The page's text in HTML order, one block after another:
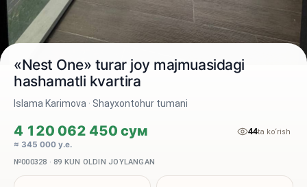
«Nest One» turar joy majmuasidagi
hashamatli kvartira
Islama Karimova · Shayxontohur tumani
4 120 062 450 сум
≈ 345 000 у.е.
44ta ko‘rish
№000328 · 89 KUN OLDIN JOYLANGAN